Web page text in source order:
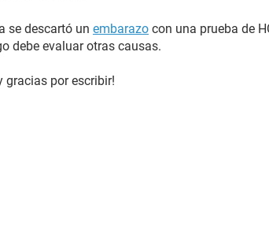
se descartó un embarazo con una prueba de
debe evaluar otras causas.
gracias por escribir!